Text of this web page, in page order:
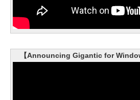
【Announcing Gigantic for